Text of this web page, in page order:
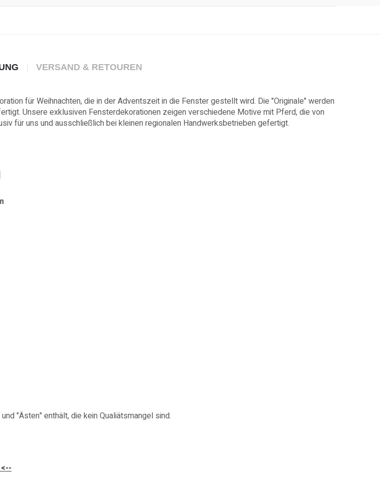
VERSAND & RETOUREN
für Weihnachten, die in der Adventszeit in die Fenster gestellt wird. Die "Originale" werden
Unsere exklusiven Fensterdekorationen zeigen verschiedene Motive mit Pferd, die von
für uns und ausschließlich bei kleinen regionalen Handwerksbetrieben gefertigt.
"Ästen" enthält, die kein Qualiätsmangel sind.